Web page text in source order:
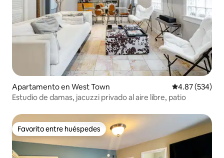
Apartamento en West Town Calificación
4.87 (534)
Estudio de damas, jacuzzi privado al aire libre, patio
Favorito entre huéspedes
Favorito entre huéspedes